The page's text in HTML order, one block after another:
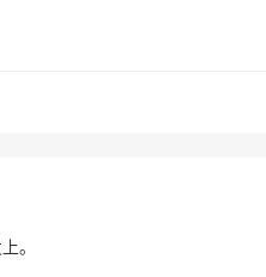
。